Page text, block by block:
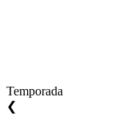
Temporada
❮